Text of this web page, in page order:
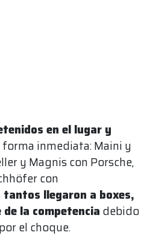
en el lugar y
forma inmediata: Maini y
y Magnis con Porsche,
con
tantos llegaron a boxes,
la competencia debido
el choque.